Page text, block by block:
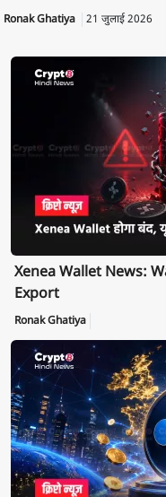
Ronak Ghatiya 21 जुलाई 2026
Xenea Wallet News:
Export
Ronak Ghatiya